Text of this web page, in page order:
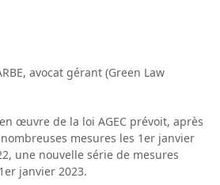
avocat gérant (Green Law
œuvre de la loi AGEC prévoit, après
mesures les 1er janvier
une nouvelle série de mesures
janvier 2023.